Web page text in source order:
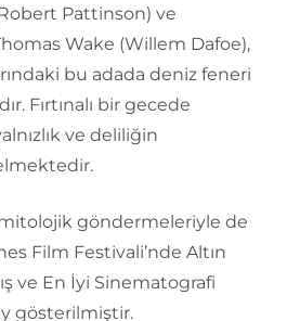
Pattinson) ve
Wake (Willem Dafoe),
bu adada deniz feneri
Fırtınalı bir gecede
ve deliliğin
göndermeleriyle de
Film Festivali’nde Altın
ve En İyi Sinematografi
gösterilmiştir.